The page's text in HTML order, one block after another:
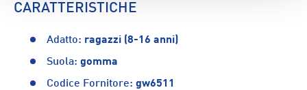
CARATTERISTICHE
Adatto: ragazzi (8-16 anni)
Suola: gomma
Codice Fornitore: gw6511